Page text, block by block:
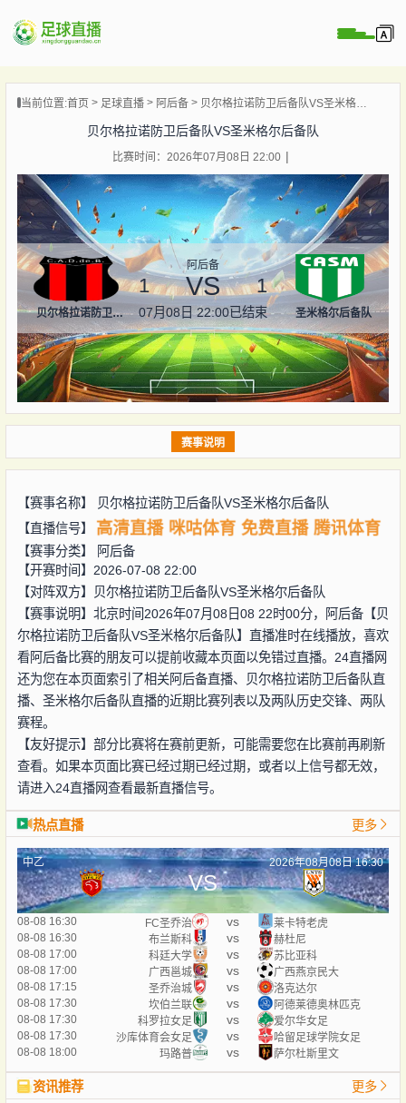
播
闻
当前位置:首页 足球直播 阿后备 贝尔格拉诺防卫后备队VS圣米格尔后备队
贝尔格拉诺防卫后备队VS圣米格尔后备队
比赛时间：2026年07月08日 22:00
贝尔格拉诺防卫后备队
阿后备
1 VS 1
07月08日 22:00已结束 圣米格尔后备队
赛事说明
【赛事名称】
贝尔格拉诺防卫后备队VS圣米格尔后备队
【直播信号】
高清直播 咪咕体育 免费直播 腾讯体育
【赛事分类】
阿后备
【开赛时间】2026-07-08 22:00
【对阵双方】
贝尔格拉诺防卫后备队VS圣米格尔后备队
【赛事说明】北京时间2026年07月08日08 22时00分，阿后备【贝
尔格拉诺防卫后备队VS圣米格尔后备队】直播准时在线播放，喜欢
看阿后备比赛的朋友可以提前收藏本页面以免错过直播。24直播网
还为您在本页面索引了相关阿后备直播、贝尔格拉诺防卫后备队直
播、圣米格尔后备队直播的近期比赛列表以及两队历史交锋、两队
赛程。
【友好提示】部分比赛将在赛前更新，可能需要您在比赛前再刷新
查看。如果本页面比赛已经过期已经过期，或者以上信号都无效，
请进入24直播网查看最新直播信号。
热点直播 更多
中乙 2026年08月08日 16:30
VS
08-08 16:30 FC圣乔治 vs
莱卡特老虎
08-08 16:30
布兰斯科 vs
赫杜尼
08-08 17:00
科廷大学 vs
苏比亚科
08-08 17:00
广西邕城 vs
广西燕京民大
08-08 17:15
圣乔治城 vs
洛克达尔
08-08 17:30
坎伯兰联 vs
阿德莱德奥林匹克
08-08 17:30
科罗拉女足 vs
爱尔华女足
08-08 17:30
沙库体育会女足 vs
哈留足球学院女足
08-08 18:00
玛路普 vs 萨尔杜斯里文
资讯推荐 更多